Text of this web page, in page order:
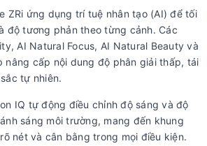
Có
360 Surround
Upscaling
Real Sound Regza Bass
Wi-Fi
Cổng mạng LAN
ZRi ứng dụng trí tuệ nhân tạo (AI) để tối
độ tương phản theo từng cảnh. Các
AI Natural Focus, AI Natural Beauty và
nâng cấp nội dung độ phân giải thấp, tái
tự nhiên.
IQ tự động điều chỉnh độ sáng và độ
sáng môi trường, mang đến khung
nét và cân bằng trong mọi điều kiện.